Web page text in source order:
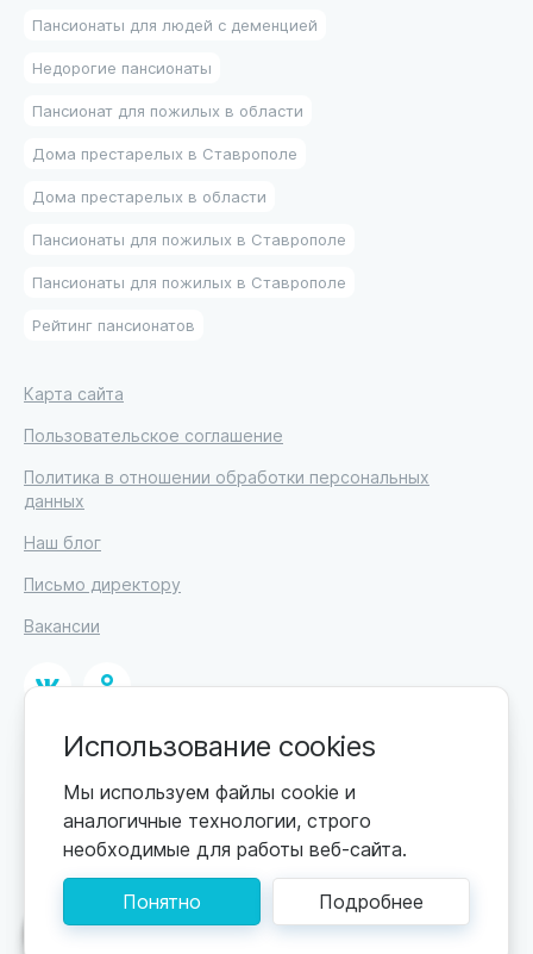
Поможем подобрать пансионат
Пансионаты для людей с деменцией
Недорогие пансионаты
Пансионат для пожилых в области
Дома престарелых в Ставрополе
Дома престарелых в области
Пансионаты для пожилых в Ставрополе
Пансионаты для пожилых в Ставрополе
Рейтинг пансионатов
Карта сайта
Пользовательское соглашение
Политика в отношении обработки персональных
данных
Наш блог
Письмо директору
Вакансии
© 2026
ИП Высоцкий Дмитрий Петрович, ИНН 233610721148
Цены обновляются по мере поступления новой
информации. Точную стоимость уточняйте у
пансионата. Информация, предоставленная на сайте,
не может быть использована для постановки
диагноза, назначения лечения и не заменяет прием
Использование cookies
Мы используем файлы cookie и
аналогичные технологии, строго
необходимые для работы веб-сайта.
Понятно Подробнее